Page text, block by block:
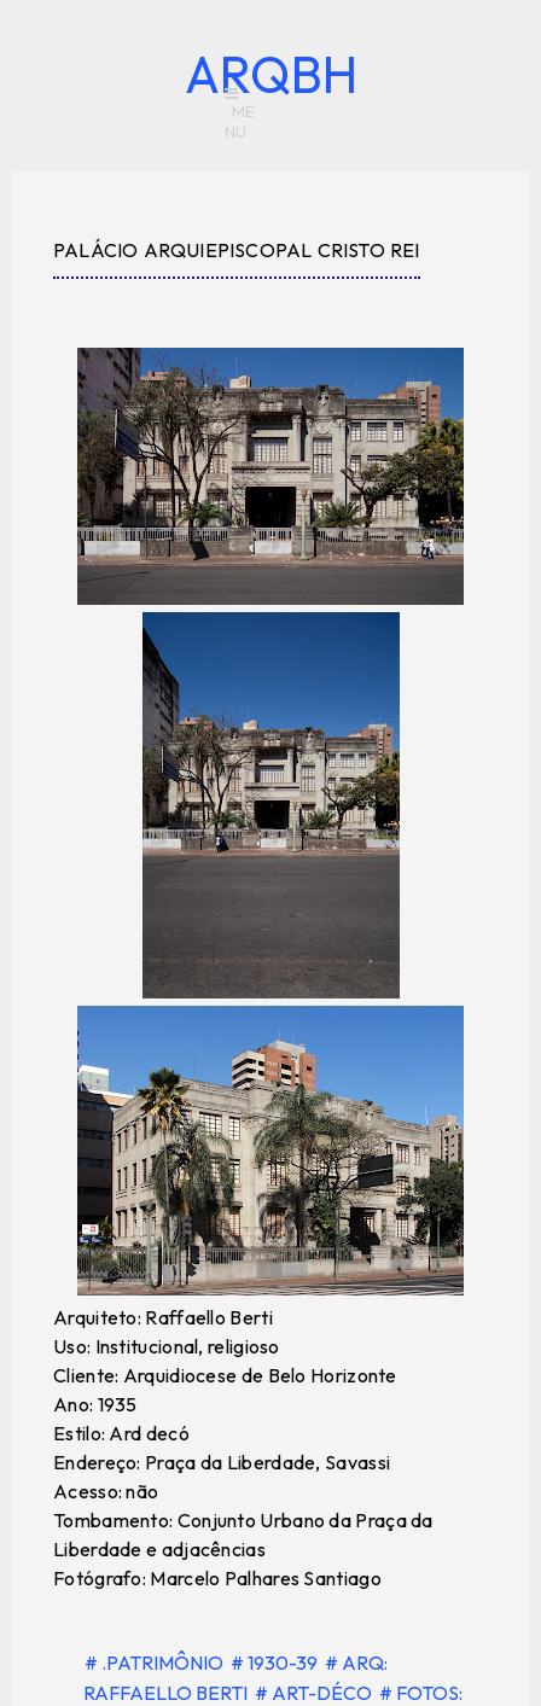
ARQBH
PALÁCIO ARQUIEPISCOPAL CRISTO REI
Arquiteto: Raffaello Berti
Uso: Institucional, religioso
Cliente: Arquidiocese de Belo Horizonte
Ano: 1935
Estilo: Ard decó
Endereço: Praça da Liberdade, Savassi
Acesso: não
Tombamento: Conjunto Urbano da Praça da
Liberdade e adjacências
Fotógrafo: Marcelo Palhares Santiago
# .PATRIMÔNIO # 1930-39 # ARQ:
RAFFAELLO BERTI # ART-DÉCO # FOTOS: